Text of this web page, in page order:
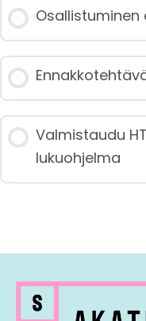
Osallistuminen
Valmistaudu
lukuohjelma